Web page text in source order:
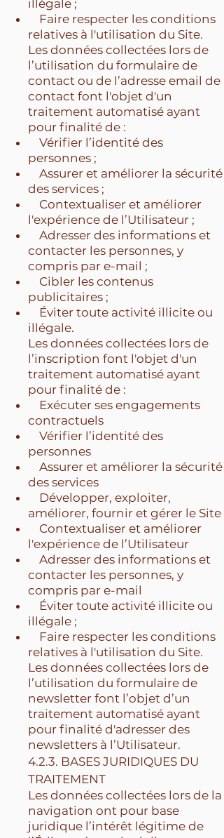
illégale ;
Faire respecter les conditions
relatives à l'utilisation du Site.
Les données collectées lors de
l’utilisation du formulaire de
contact ou de l’adresse email de
contact font l'objet d'un
traitement automatisé ayant
pour finalité de :
Vérifier l’identité des
personnes ;
Assurer et améliorer la sécurité
des services ;
Contextualiser et améliorer
l'expérience de l’Utilisateur ;
Adresser des informations et
contacter les personnes, y
compris par e-mail ;
Cibler les contenus
publicitaires ;
Éviter toute activité illicite ou
illégale.
Les données collectées lors de
l’inscription font l'objet d'un
traitement automatisé ayant
pour finalité de :
Exécuter ses engagements
contractuels
Vérifier l’identité des
personnes
Assurer et améliorer la sécurité
des services
Développer, exploiter,
améliorer, fournir et gérer le Site
Contextualiser et améliorer
l'expérience de l’Utilisateur
Adresser des informations et
contacter les personnes, y
compris par e-mail
Éviter toute activité illicite ou
illégale ;
Faire respecter les conditions
relatives à l'utilisation du Site.
Les données collectées lors de
l’utilisation du formulaire de
newsletter font l’objet d’un
traitement automatisé ayant
pour finalité d'adresser des
newsletters à l’Utilisateur.
4.2.3. BASES JURIDIQUES DU
TRAITEMENT
Les données collectées lors de la
navigation ont pour base
juridique l’intérêt légitime de